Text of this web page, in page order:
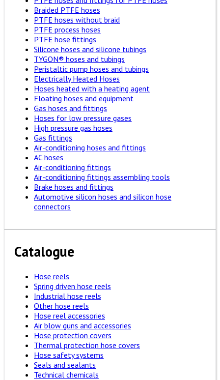
Braided PTFE hoses
PTFE hoses without braid
PTFE process hoses
PTFE hose fittings
Silicone hoses and silicone tubings
TYGON® hoses and tubings
Peristaltic pump hoses and tubings
Electrically Heated Hoses
Hoses heated with a heating agent
Floating hoses and equipment
Gas hoses and fittings
Hoses for low pressure gases
High pressure gas hoses
Gas fittings
Air-conditioning hoses and fittings
AC hoses
Air-conditioning fittings
Air-conditioning fittings assembling tools
Brake hoses and fittings
Automotive silicon hoses and silicon hose
connectors
Catalogue
Hose reels
Spring driven hose reels
Industrial hose reels
Other hose reels
Hose reel accessories
Air blow guns and accessories
Hose protection covers
Thermal protection hose covers
Hose safety systems
Seals and sealants
Technical chemicals